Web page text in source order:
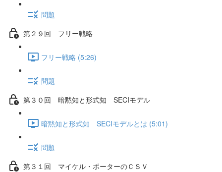
問題
第２９回 フリー戦略
フリー戦略 (5:26)
問題
第３０回 暗黙知と形式知 SECIモデル
暗黙知と形式知 SECIモデルとは (5:01)
問題
第３１回 マイケル・ポーターのＣＳＶ